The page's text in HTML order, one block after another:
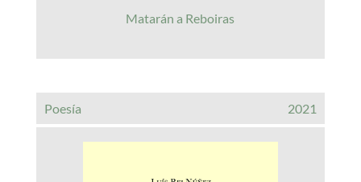
Matarán a Reboiras
Poesía 2021